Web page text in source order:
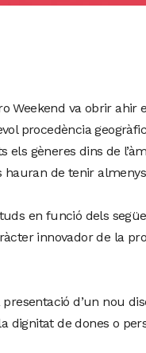
Weekend va obrir
procedència
gèneres dins de
de tenir
en funció dels
innovador de la
d’un nou
de dones o